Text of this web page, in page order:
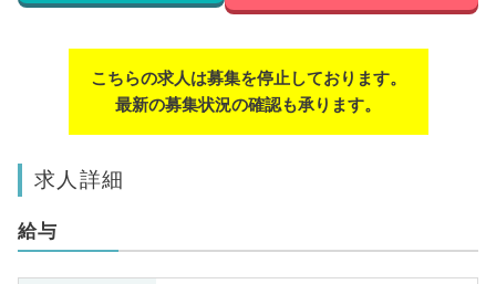
こちらの求人は募集を停止しております。
最新の募集状況の確認も承ります。
求人詳細
給与